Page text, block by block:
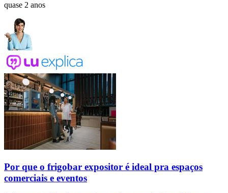
quase 2 anos
Por que o frigobar expositor é ideal pra espaços
comerciais e eventos